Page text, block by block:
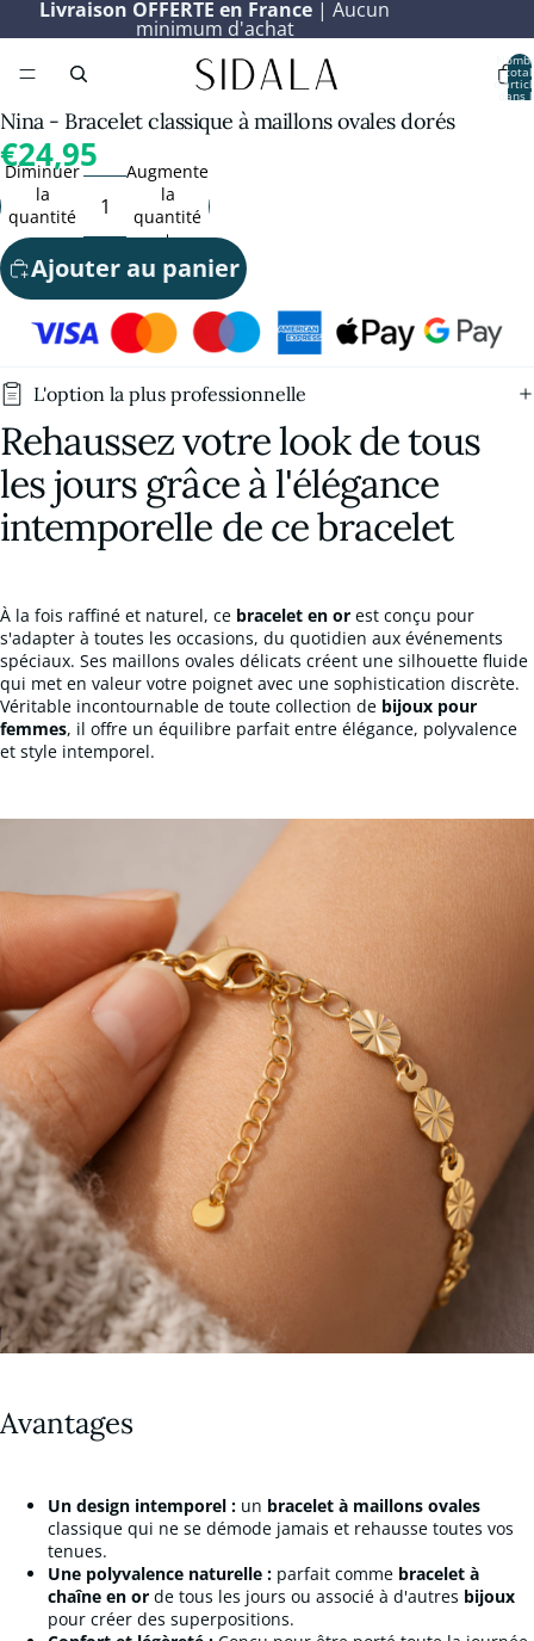
Livraison OFFERTE en France | Aucun
minimum d'achat
total
dans
Nina - Bracelet classique à maillons ovales dorés
€24,95
Diminuer
la
quantité
Augmenter
la
quantité
Ajouter au panier
L'option la plus professionnelle
Rehaussez votre look de tous
les jours grâce à l'élégance
intemporelle de ce bracelet
À la fois raffiné et naturel, ce bracelet en or est conçu pour
s'adapter à toutes les occasions, du quotidien aux événements
spéciaux. Ses maillons ovales délicats créent une silhouette fluide
qui met en valeur votre poignet avec une sophistication discrète.
Véritable incontournable de toute collection de bijoux pour
femmes, il offre un équilibre parfait entre élégance, polyvalence
et style intemporel.
Avantages
Un design intemporel : un bracelet à maillons ovales
classique qui ne se démode jamais et rehausse toutes vos
tenues.
Une polyvalence naturelle : parfait comme bracelet à
chaîne en or de tous les jours ou associé à d'autres bijoux
pour créer des superpositions.